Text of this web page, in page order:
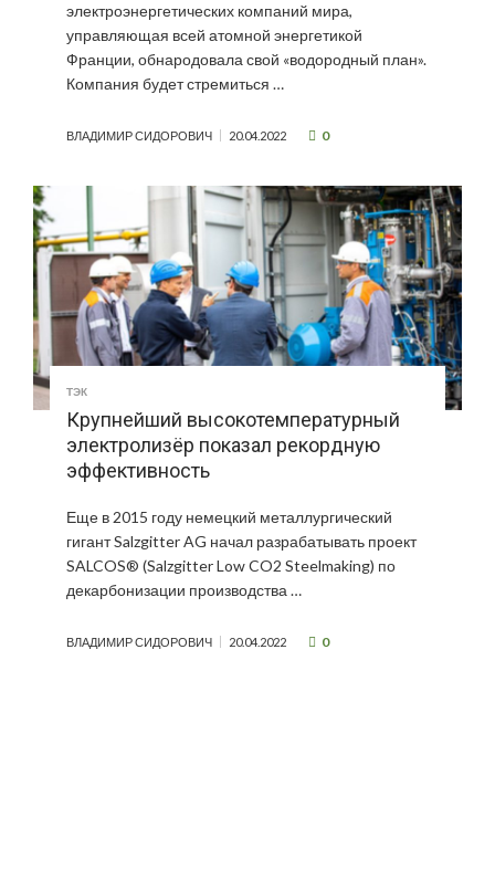
электроэнергетических компаний мира,
управляющая всей атомной энергетикой
Франции, обнародовала свой «водородный план».
Компания будет стремиться …
ВЛАДИМИР СИДОРОВИЧ 20.04.2022 0
ТЭК
Крупнейший высокотемпературный
электролизёр показал рекордную
эффективность
Еще в 2015 году немецкий металлургический
гигант Salzgitter AG начал разрабатывать проект
SALCOS® (Salzgitter Low CO2 Steelmaking) по
декарбонизации производства …
ВЛАДИМИР СИДОРОВИЧ 20.04.2022 0